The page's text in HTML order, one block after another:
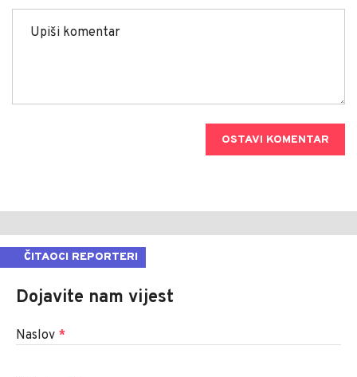
OSTAVI KOMENTAR
ČITAOCI REPORTERI
Dojavite nam vijest
Naslov *